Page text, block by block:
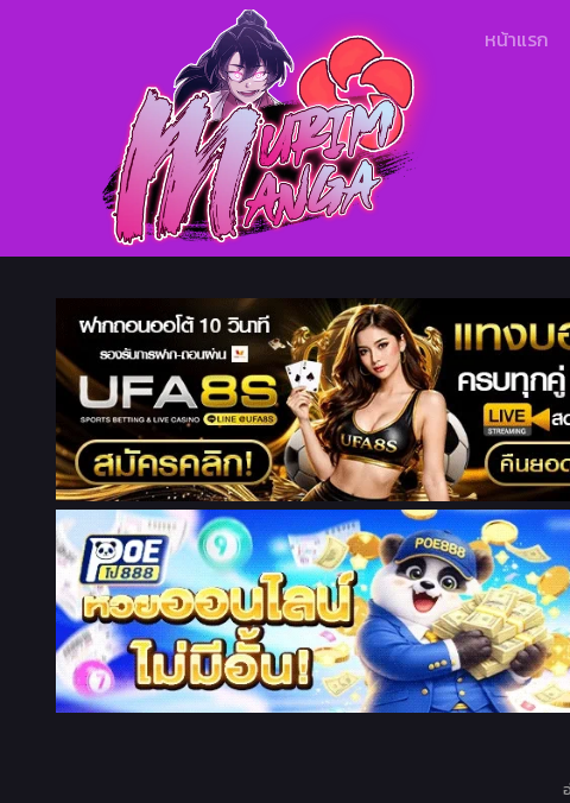
หน้าแรก